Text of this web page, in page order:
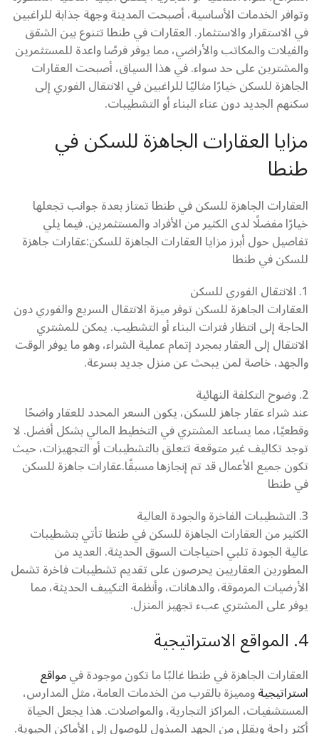
وتوافر الخدمات الأساسية، أصبحت المدينة وجهة جذابة للراغبين
في الاستقرار والاستثمار. العقارات في طنطا تتنوع بين الشقق
والفيلات والمكاتب والأراضي، مما يوفر فرصًا واعدة للمستثمرين
والمشترين على حد سواء. في هذا السياق، أصبحت العقارات
الجاهزة للسكن خيارًا مثاليًا للراغبين في الانتقال الفوري إلى
سكنهم الجديد دون عناء البناء أو التشطيبات.
مزايا العقارات الجاهزة للسكن في
طنطا
العقارات الجاهزة للسكن في طنطا تمتاز بعدة جوانب تجعلها
خيارًا مفضلًا لدى الكثير من الأفراد والمستثمرين. فيما يلي
تفاصيل حول أبرز مزايا العقارات الجاهزة للسكن:عقارات جاهزة
للسكن في طنطا
1. الانتقال الفوري للسكن
العقارات الجاهزة للسكن توفر ميزة الانتقال السريع والفوري دون
الحاجة إلى انتظار فترات البناء أو التشطيب. يمكن للمشتري
الانتقال إلى العقار بمجرد إتمام عملية الشراء، وهو ما يوفر الوقت
والجهد، خاصة لمن يبحث عن منزل جديد بسرعة.
2. وضوح التكلفة النهائية
عند شراء عقار جاهز للسكن، يكون السعر المحدد للعقار واضحًا
وقطعيًا، مما يساعد المشتري في التخطيط المالي بشكل أفضل. لا
توجد تكاليف غير متوقعة تتعلق بالتشطيبات أو التجهيزات، حيث
تكون جميع الأعمال قد تم إنجازها مسبقًا.عقارات جاهزة للسكن
في طنطا
3. التشطيبات الفاخرة والجودة العالية
الكثير من العقارات الجاهزة للسكن في طنطا تأتي بتشطيبات
عالية الجودة تلبي احتياجات السوق الحديثة. العديد من
المطورين العقاريين يحرصون على تقديم تشطيبات فاخرة تشمل
الأرضيات المرموقة، والدهانات، وأنظمة التكييف الحديثة، مما
يوفر على المشتري عبء تجهيز المنزل.
4. المواقع الاستراتيجية
العقارات الجاهزة في طنطا غالبًا ما تكون موجودة فيمواقع
استراتيجيةومميزة بالقرب من الخدمات العامة، مثل المدارس،
المستشفيات، المراكز التجارية، والمواصلات. هذا يجعل الحياة
أكثر راحة ويقلل من الجهد المبذول للوصول إلى الأماكن الحيوية.